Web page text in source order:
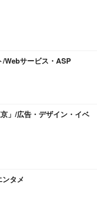
Webサービス・ASP
」/広告・デザイン・イベ
タメ